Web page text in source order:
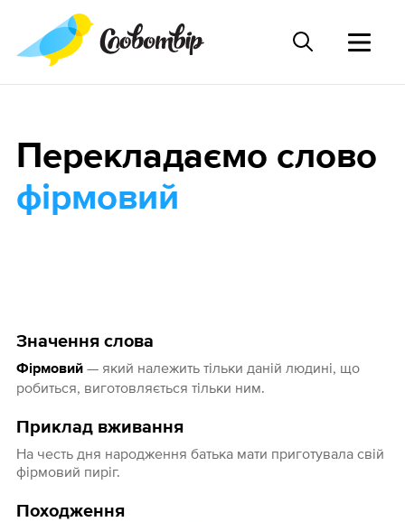
Значення слова
Фірмовий— який належить тільки даній людині, що
робиться, виготовляється тільки ним.
Приклад вживання
На честь дня народження батька мати приготувала свій
фірмовий пиріг.
Походження
Перекладаємо слово
фірмовий